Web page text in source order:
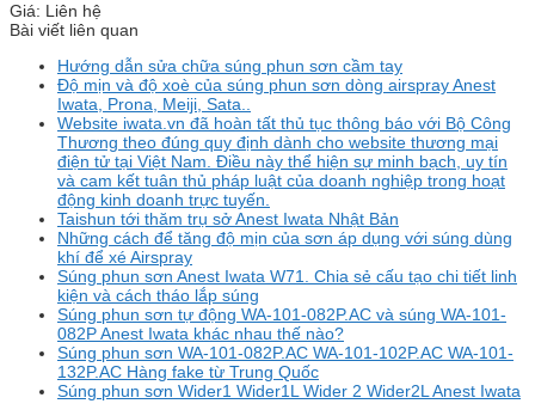
Giá: Liên hệ
Bài viết liên quan
Hướng dẫn sửa chữa súng phun sơn cầm tay
Độ mịn và độ xoè của súng phun sơn dòng airspray Anest
Iwata, Prona, Meiji, Sata..
Website iwata.vn đã hoàn tất thủ tục thông báo với Bộ Công
Thương theo đúng quy định dành cho website thương mại
điện tử tại Việt Nam. Điều này thể hiện sự minh bạch, uy tín
và cam kết tuân thủ pháp luật của doanh nghiệp trong hoạt
động kinh doanh trực tuyến.
Taishun tới thăm trụ sở Anest Iwata Nhật Bản
Những cách để tăng độ mịn của sơn áp dụng với súng dùng
khí để xé Airspray
Súng phun sơn Anest Iwata W71. Chia sẻ cấu tạo chi tiết linh
kiện và cách tháo lắp súng
Súng phun sơn tự động WA-101-082P.AC và súng WA-101-
082P Anest Iwata khác nhau thế nào?
Súng phun sơn WA-101-082P.AC WA-101-102P.AC WA-101-
132P.AC Hàng fake từ Trung Quốc
Súng phun sơn Wider1 Wider1L Wider 2 Wider2L Anest Iwata